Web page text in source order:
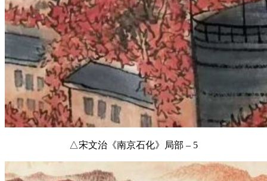
△宋文治《南京石化》局部 – 5